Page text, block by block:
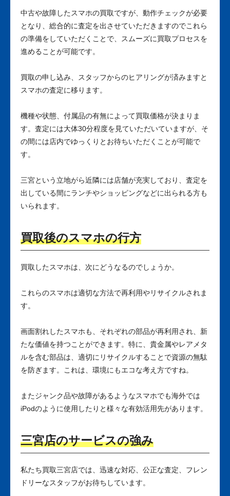
中古や故障したスマホの買取ですが、動作チェックが必要
となり、総合的に査定を出させていただきますのでこれら
の準備をしていただくことで、スムーズに買取プロセスを
進めることが可能です。
買取の申し込み、スタッフからのヒアリングが済みますと
スマホの査定に移ります。
機種や状態、付属品の有無によって買取価格が決まりま
す。査定には大体30分程度を見ていただいていますが、そ
の間には店内でゆっくりとお待ちいただくことが可能で
す。
三宮という立地がら近隣には店舗が充実しており、査定を
出している間にランチやショッピングなどに出られる方も
いられます。
買取後のスマホの行方
買取したスマホは、次にどうなるのでしょうか。
これらのスマホは適切な方法で再利用やリサイクルされま
す。
画面割れしたスマホも、それぞれの部品が再利用され、新
たな価値を持つことができます。特に、貴金属やレアメタ
ルを含む部品は、適切にリサイクルすることで資源の無駄
を防ぎます。これは、環境にもエコな考え方ですね。
またジャンク品や故障があるようなスマホでも海外では
iPodのように使用したりと様々な有効活用先があります。
三宮店のサービスの強み
私たち買取三宮店では、迅速な対応、公正な査定、フレン
ドリーなスタッフがお待ちしています。